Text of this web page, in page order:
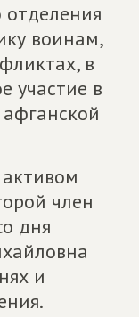
воинам,
в
участие в
активом
член
дня
и